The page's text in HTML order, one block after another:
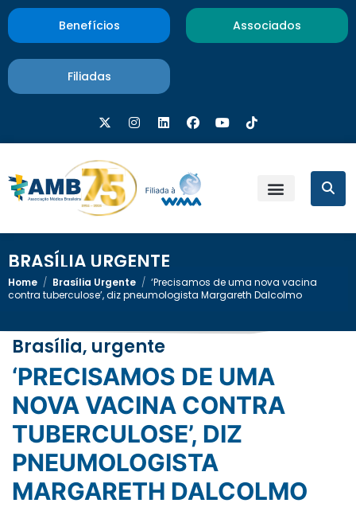
Benefícios Associados
Filiadas
BRASÍLIA URGENTE
Home / Brasília Urgente / ‘Precisamos de uma nova vacina
contra tuberculose’, diz pneumologista Margareth Dalcolmo
Brasília, urgente
‘PRECISAMOS DE UMA
NOVA VACINA CONTRA
TUBERCULOSE’, DIZ
PNEUMOLOGISTA
MARGARETH DALCOLMO